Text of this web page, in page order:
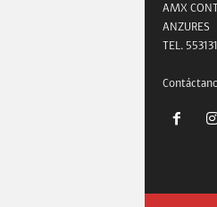
AMX
ANZURES
TEL.